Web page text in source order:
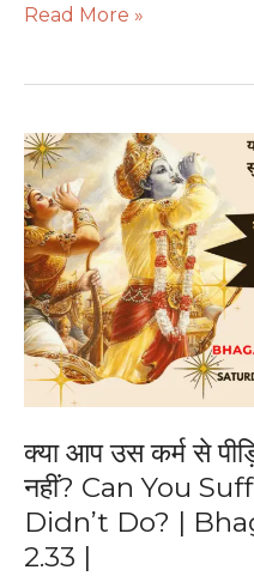
Read More »
क्या आप उस कर्म से
नहीं? Can You
Didn’t Do? |
2.33 |
क्या
आप
उस
कर्म
से
पीड़ित
हैं
जो
आपने
किया
नहीं?
Can
You
Suffer